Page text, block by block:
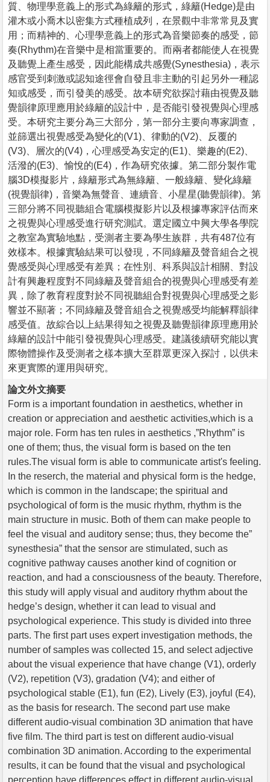
質、物理學意義上的形式為綠籬的形式，綠籬(Hedge)是由
灌木或小喬木以密集方式種植成列，在景觀中非常常見及實
用；而精神的、心理學意義上的形式為音樂節奏的感受，節
奏(Rhythm)在音樂中是相當重要的。而兩者都能使人在視覺
及聽覺上產生感受，因此能構成共感覺(Synesthesia)，表示
感官受到刺激或認知途徑會自發且非主動的引起另外一種認
知或感受，而引發美的感受。故本研究欲探討藉由視覺及聽
覺韻律原理應用於綠籬的設計中，是否能引發視覺與心理感
受。本研究主要分為三大部分，第一部分主要向專家調查，
並篩選出視覺感受為變化的(V1)、律動的(V2)、反覆的
(V3)、層次的(V4)，心理感受為安定的(E1)、樂趣的(E2)、
活潑的(E3)、愉悅的(E4)，作為研究依據。第二部分製作電
腦3D模擬影片，綠籬形式為無綠籬、一般綠籬、變化綠籬
(視覺韻律)，音樂為無聲音、連續音、小星星(聽覺韻律)。第
三部分將不同視聽組合電腦模擬影片以及根據專家評估而來
之視覺與心理感受進行研究測試。選定國立中興大學各學院
之教室為實驗地點，受測者主要為學生族群，共有487位有
效樣本。根據實驗結果可以發現，不同綠籬及聲音組合之視
覺感受與心理感受有差異；在性別、科系與設計相關、對設
計有興趣程度對不同綠籬及聲音組合的視覺與心理感受有差
異，除了教育程度對於不同視聽組合對視覺與心理感受之影
響並不顯著；不同綠籬及聲音組合之視覺感受均能解釋韻律
感受值。故綜合以上結果得知之視覺及聽覺韻律原理應用於
綠籬的設計中能引發視覺與心理感受。建議後續研究能以實
際物體操作及受測者之樣本擴大至群眾更深入探討，以供未
來更實際的運用與研究。
論文外文摘要
Form is a important foundation in aesthetics, whether in
creation or appreciation and aesthetic activities,which is a
major role. Form has ten rules in aesthetics ,”Rhythm” is
one of them; thus, the visual form is based on the ten
rules.The visual form is able to communicate artist's feeling.
In the reserch, the material and physical form is the hedge,
which is common in the landscape; the spiritual and
psychological of form is the music rhythm, rhythm is the
main structure in music. Both of them can make people to
feel the visual and auditory sense; thus, they become the”
synesthesia” that the sensor are stimulated, such as
cognitive pathway causes another kind of cognition or
reaction, and had a consciousness of the beauty. Therefore,
this study will apply visual and auditory rhythm about the
hedge’s design, whether it can lead to visual and
psychological experience. This study is divided into three
parts. The first part uses expert investigation methods, the
number of samples was collected 15, and select adjective
about the visual experience that have change (V1), orderly
(V2), repetition (V3), gradation (V4); and either of
psychological stable (E1), fun (E2), Lively (E3), joyful (E4),
as the basis for research. The second part use make
different audio-visual combination 3D animation that have
five film. The third part is test on different audio-visual
combination 3D animation. According to the experimental
results, it can be found that the visual and psychological
perception have differences effect in different audio-visual